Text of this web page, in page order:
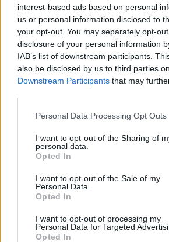
interest-based ads based on personal
us or personal information disclosed to
your opt-out. You may separately opt-
disclosure of your personal information
IAB’s list of downstream participants.
also be disclosed by us to third parties
Downstream Participants that may
Please note that this website/app uses
not limited to your visit or usage
grant or deny consent to Google and its
use your data for below specified
consent section.
Personal Data Processing Opt Outs
I want to opt-out of the Sharing of
personal data.
Opted In
I want to opt-out of the Sale of my
Personal Data.
Opted In
I want to opt-out of processing my
Personal Data for Targeted
Opted In
richiede gestione e regole chiare
produzione. Le nomination
evidenza suggeriscono che le
concorrenti, unite al giudizio del
decideranno chi resterà al
promette ulteriori momenti di
mediatica.
AUTORE
AiAdhubMedia